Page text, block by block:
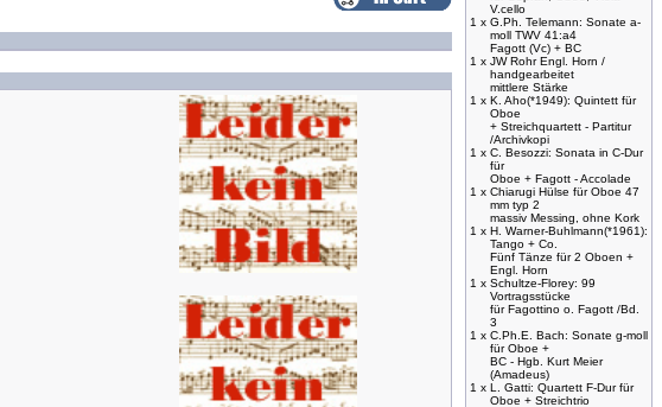
V.cello
1 x G.Ph. Telemann: Sonate a-
moll TWV 41:a4
Fagott (Vc) + BC
1 x JW Rohr Engl. Horn /
handgearbeitet
mittlere Stärke
1 x K. Aho(*1949): Quintett für
Oboe
+ Streichquartett - Partitur
/Archivkopi
1 x C. Besozzi: Sonata in C-Dur
für
Oboe + Fagott - Accolade
1 x Chiarugi Hülse für Oboe 47
mm typ 2
massiv Messing, ohne Kork
1 x H. Warner-Buhlmann(*1961):
Tango + Co.
Fünf Tänze für 2 Oboen +
Engl. Horn
1 x Schultze-Florey: 99
Vortragsstücke
für Fagottino o. Fagott /Bd.
3
1 x C.Ph.E. Bach: Sonate g-moll
für Oboe +
BC - Hgb. Kurt Meier
(Amadeus)
1 x L. Gatti: Quartett F-Dur für
Oboe + Streichtrio